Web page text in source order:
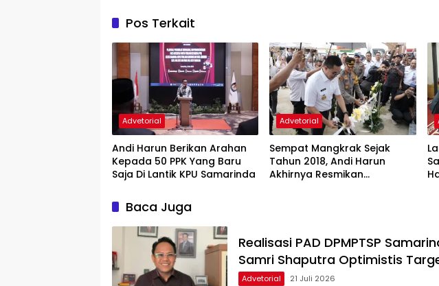
Pos Terkait
Advetorial
Andi Harun Berikan Arahan
Kepada 50 PPK Yang Baru
Saja Di Lantik KPU Samarinda
Advetorial
Sempat Mangkrak Sejak
Tahun 2018, Andi Harun
Akhirnya Resmikan
Baca Juga
Realisasi PAD DPMPTSP
Samri Shaputra Optimistis
Advetorial 21 Juli 2026